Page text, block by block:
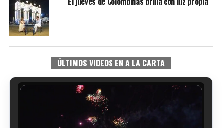
ÚLTIMOS VIDEOS EN A LA CARTA